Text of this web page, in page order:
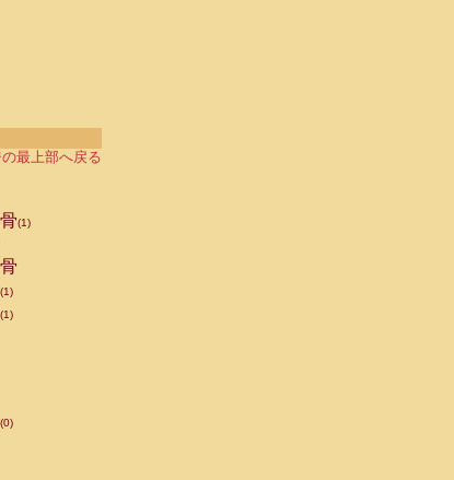
最上部へ戻る
(1)
(1)
(1)
(0)